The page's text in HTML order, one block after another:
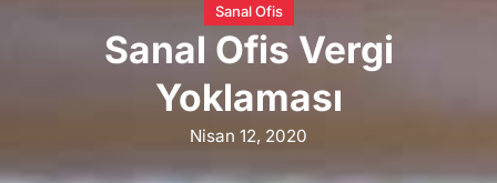
Sanal Ofis
Sanal Ofis Vergi
Yoklaması
Nisan 12, 2020